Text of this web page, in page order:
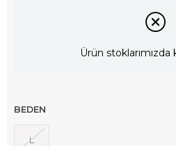
Ürün stoklarımızda
BEDEN
L